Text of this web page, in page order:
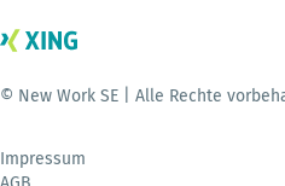
© New Work SE | Alle Rechte
Impressum